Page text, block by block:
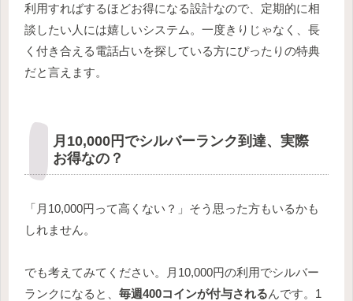
利用すればするほどお得になる設計なので、定期的に相
談したい人には嬉しいシステム。一度きりじゃなく、長
く付き合える電話占いを探している方にぴったりの特典
だと言えます。
月10,000円でシルバーランク到達、実際
お得なの？
「月10,000円って高くない？」そう思った方もいるかも
しれません。
でも考えてみてください。月10,000円の利用でシルバー
ランクになると、 毎週400コインが付与されるんです。1